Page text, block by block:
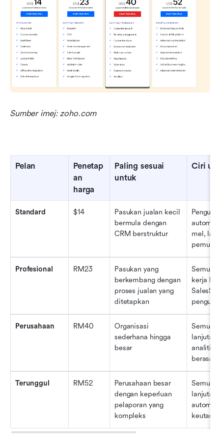
Sumber imej: zoho.com
Pelan
Penetap
an
harga
Paling sesuai
untuk
Ciri
Standard $14
Pasukan jualan kecil
bermula dengan
CRM berstruktur
mel,
pemuka
Profesional RM23
Pasukan yang
berkembang dengan
proses jualan yang
ditetapkan
Semua
kerja
Perusahaan RM40
Organisasi
sederhana hingga
besar
Semua
analitik
Terunggul RM52
Perusahaan besar
dengan keperluan
pelaporan yang
kompleks
Semua
lanjutan